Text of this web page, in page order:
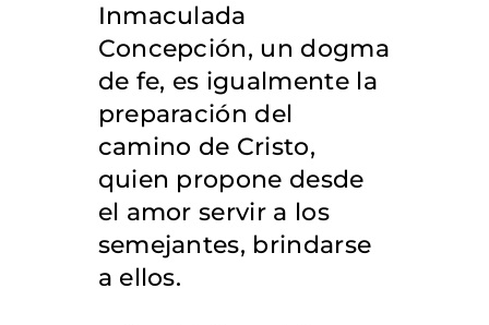
Inmaculada
Concepción, un dogma
de fe, es igualmente la
preparación del
camino de Cristo,
quien propone desde
el amor servir a los
semejantes, brindarse
a ellos.